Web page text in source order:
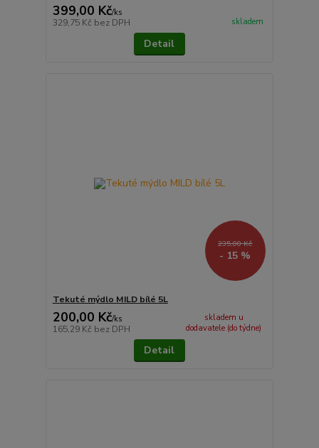
399,00 Kč/ks
329,75 Kč bez DPH skladem
Detail
235,00 Kč
- 15 %
Tekuté mýdlo MILD bílé 5L
200,00 Kč/ks
165,29 Kč bez DPH
skladem u
dodavatele (do týdne)
Detail